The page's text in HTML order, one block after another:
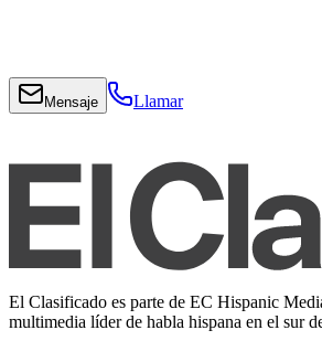
Mensaje Llamar
El Clasificado es parte de EC Hispanic
multimedia líder de habla hispana en el sur